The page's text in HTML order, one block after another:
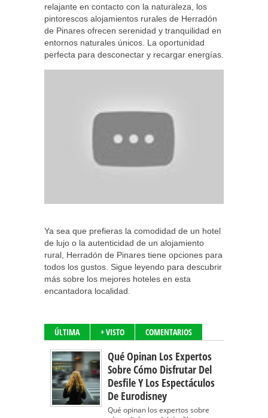
relajante en contacto con la naturaleza, los
pintorescos alojamientos rurales de Herradón
de Pinares ofrecen serenidad y tranquilidad en
entornos naturales únicos. La oportunidad
perfecta para desconectar y recargar energías.
Ya sea que prefieras la comodidad de un hotel
de lujo o la autenticidad de un alojamiento
rural, Herradón de Pinares tiene opciones para
todos los gustos. Sigue leyendo para descubrir
más sobre los mejores hoteles en esta
encantadora localidad.
ÚLTIMA + VISTO COMENTARIOS
Qué Opinan Los Expertos
Sobre Cómo Disfrutar Del
Desfile Y Los Espectáculos
De Eurodisney
Qué opinan los expertos sobre